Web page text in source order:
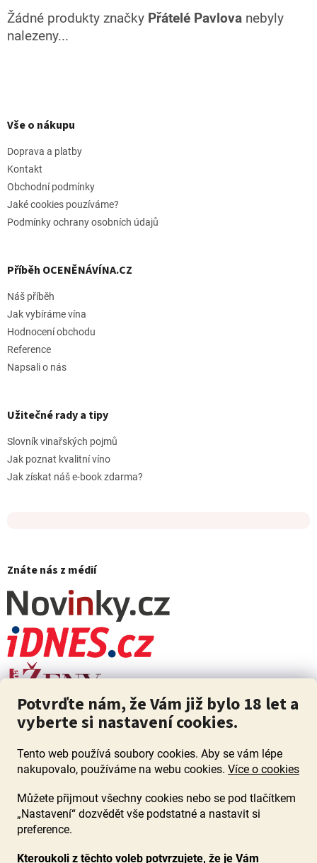
Potvrďte nám, že Vám již bylo 18 let a
vyberte si nastavení cookies.
Tento web používá soubory cookies. Aby se vám lépe
nakupovalo, používáme na webu cookies. Více o cookies
Můžete přijmout všechny cookies nebo se pod tlačítkem
„Nastavení“ dozvědět vše podstatné a nastavit si
preference.
Kteroukoli z těchto voleb potvrzujete, že je Vám
Žádné produkty značky Přátelé Pavlova nebyly
nalezeny...
pVše o nákupu
Doprava a platby
Kontakt
Obchodní podmínky
Jaké cookies pouzíváme?
Podmínky ochrany osobních údajů
Příběh OCENĚNÁVÍNA.CZ
Náš příběh
Jak vybíráme vína
Hodnocení obchodu
Reference
Napsali o nás
Užitečné rady a tipy
Slovník vinařských pojmů
Jak poznat kvalitní víno
Jak získat náš e-book zdarma?
Znáte nás z médií
ZÁKAZ PRODEJE ALKOHOLU OSOBÁM MLADŠÍM 18 LET. Pijte s
mírou i když pijete s Mírou.